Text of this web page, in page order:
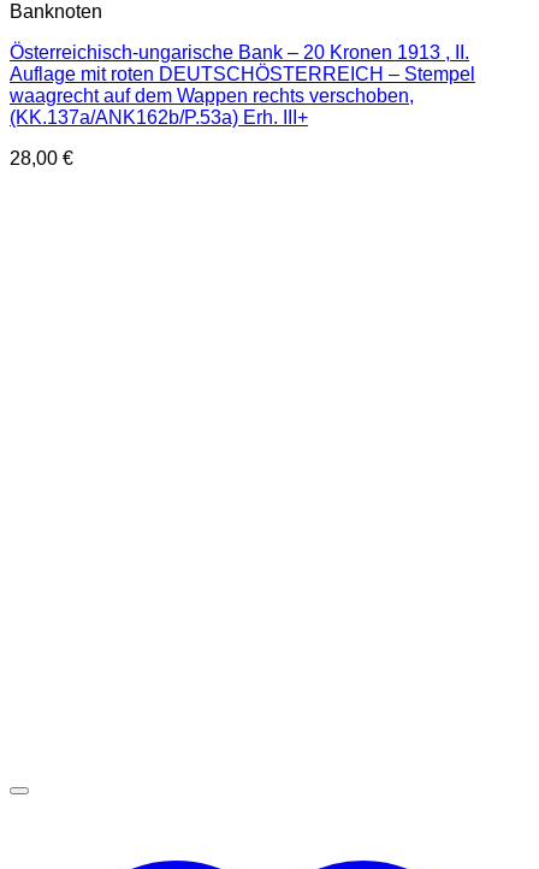
Banknoten
Österreichisch-ungarische Bank – 20 Kronen 1913 , II.
Auflage mit roten DEUTSCHÖSTERREICH – Stempel
waagrecht auf dem Wappen rechts verschoben,
(KK.137a/ANK162b/P.53a) Erh. III+
28,00 €